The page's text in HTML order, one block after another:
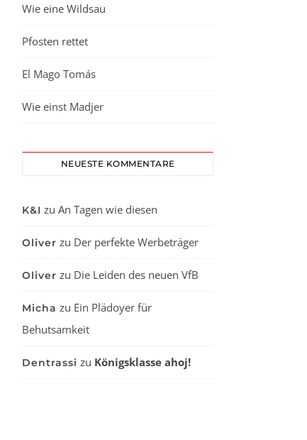
Wie eine Wildsau
Pfosten rettet
El Mago Tomás
Wie einst Madjer
NEUESTE KOMMENTARE
K&I zu An Tagen wie diesen
Oliver zu Der perfekte Werbeträger
Oliver zu Die Leiden des neuen VfB
Micha zu Ein Plädoyer für
Behutsamkeit
Dentrassi zu Königsklasse ahoj!